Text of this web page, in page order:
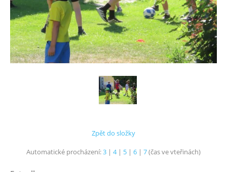
Zpět do složky
Automatické procházení:3 | 4| 5 | 6 | 7(čas ve vteřinách)